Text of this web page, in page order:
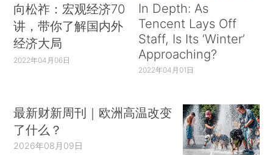
向松祚：宏观经济70
讲，带你了解国内外
经济大局
2022年04月06日
In Depth: As
Tencent Lays Off
Staff, Is Its ‘Winter’
Approaching?
2022年04月01日
最新财新周刊｜欧洲高温改变
了什么？
2026年08月09日